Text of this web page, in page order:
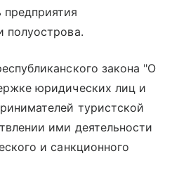
полуострова.
закона "О
юридических лиц и
туристской
ими деятельности
и санкционного